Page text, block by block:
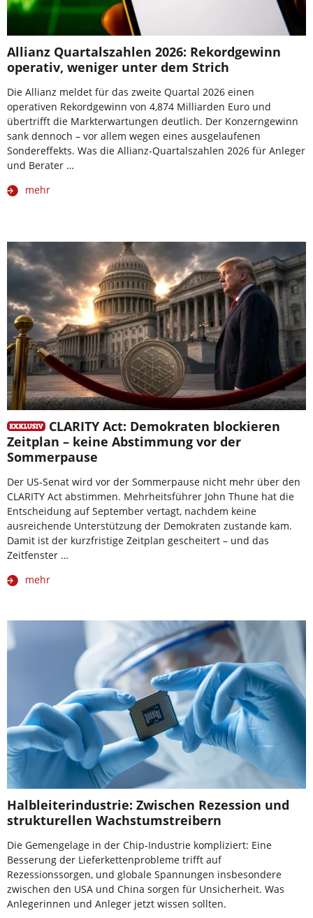
Allianz Quartalszahlen 2026: Rekordgewinn
operativ, weniger unter dem Strich
Die Allianz meldet für das zweite Quartal 2026 einen
operativen Rekordgewinn von 4,874 Milliarden Euro und
übertrifft die Markterwartungen deutlich. Der Konzerngewinn
sank dennoch – vor allem wegen eines ausgelaufenen
Sondereffekts. Was die Allianz-Quartalszahlen 2026 für Anleger
und Berater …
mehr
CLARITY Act: Demokraten blockieren
Zeitplan – keine Abstimmung vor der
Sommerpause
Der US-Senat wird vor der Sommerpause nicht mehr über den
CLARITY Act abstimmen. Mehrheitsführer John Thune hat die
Entscheidung auf September vertagt, nachdem keine
ausreichende Unterstützung der Demokraten zustande kam.
Damit ist der kurzfristige Zeitplan gescheitert – und das
Zeitfenster …
mehr
Halbleiterindustrie: Zwischen Rezession und
strukturellen Wachstumstreibern
Die Gemengelage in der Chip-Industrie kompliziert: Eine
Besserung der Lieferkettenprobleme trifft auf
Rezessionssorgen, und globale Spannungen insbesondere
zwischen den USA und China sorgen für Unsicherheit. Was
Anlegerinnen und Anleger jetzt wissen sollten.